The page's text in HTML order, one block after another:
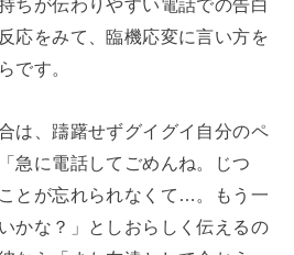
ちが伝わりやすい電話での告白
応をみて、臨機応変に言い方を
です。
は、躊躇せずグイグイ自分のペ
急に電話してごめんね。じつ
とが忘れられなくて…。もう一
かな？」としおらしく伝えるの